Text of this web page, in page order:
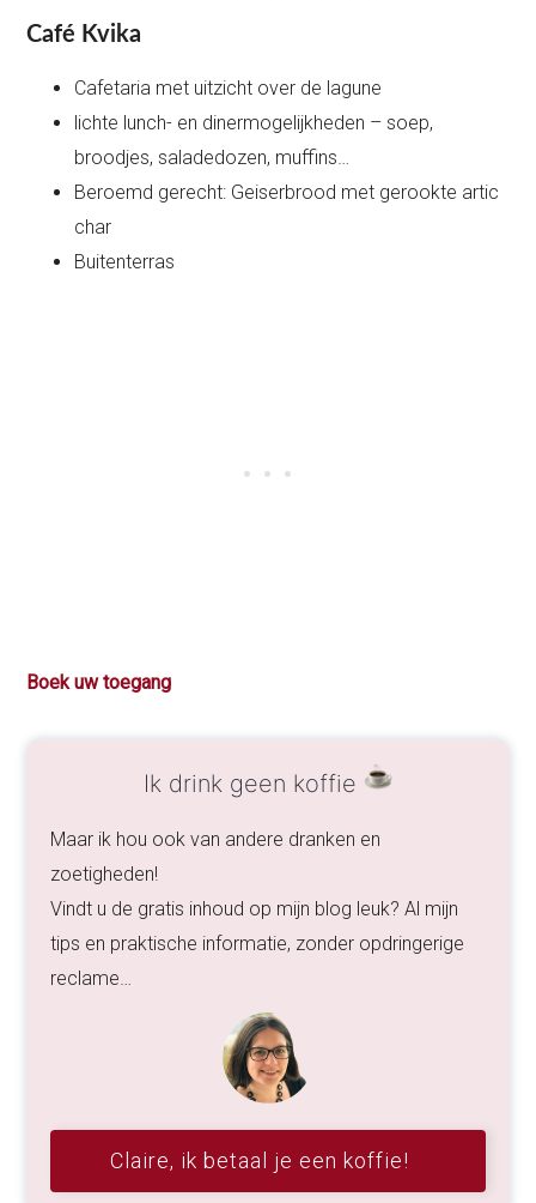
Café Kvika
Cafetaria met uitzicht over de lagune
lichte lunch- en dinermogelijkheden – soep,
broodjes, saladedozen, muffins…
Beroemd gerecht: Geiserbrood met gerookte artic
char
Buitenterras
Boek uw toegang
Ik drink geen koffie
Maar ik hou ook van andere dranken en
zoetigheden!
Vindt u de gratis inhoud op mijn blog leuk? Al mijn
tips en praktische informatie, zonder opdringerige
reclame…
Claire, ik betaal je een koffie!